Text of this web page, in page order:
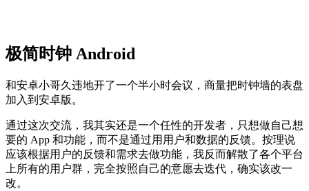
极简时钟 Android
和安卓小哥久违地开了一个半小时会议，商量把时钟墙的表盘
加入到安卓版。
通过这次交流，我其实还是一个任性的开发者，只想做自己想
要的 App 和功能，而不是通过用用户和数据的反馈。按理说
应该根据用户的反馈和需求去做功能，我反而解散了各个平台
上所有的用户群，完全按照自己的意愿去迭代，确实该改一
改。